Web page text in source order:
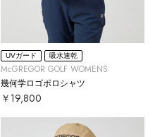
UVガード 吸水速乾
McGREGOR GOLF WOMENS
幾何学ロゴポロシャツ
￥19,800